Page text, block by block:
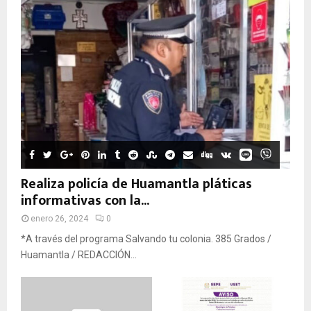
Realiza policía de Huamantla pláticas
informativas con la...
enero 26, 2024 0
*A través del programa Salvando tu colonia. 385 Grados /
Huamantla / REDACCIÓN...